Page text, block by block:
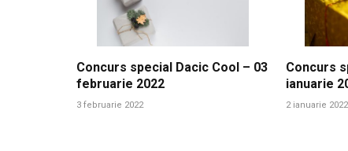
Concurs special Dacic Cool – 03
februarie 2022
3 februarie 2022
Concurs
ianuarie
2 ianuarie 2022